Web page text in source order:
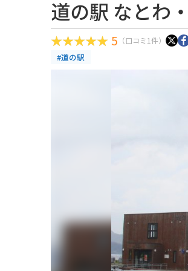
道の駅 なとわ
5 （口コミ1件）
#道の駅